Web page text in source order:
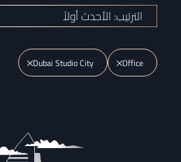
الترتيب: الأحدث أولاً
Office
Dubai Studio City